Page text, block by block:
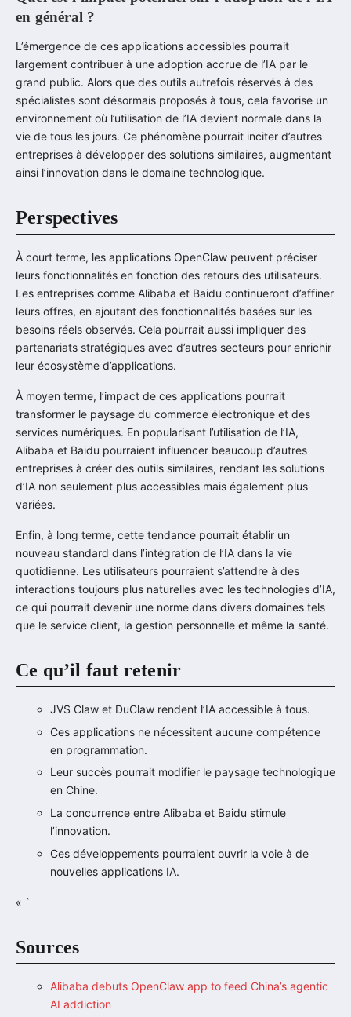
en général ?
L’émergence de ces applications accessibles pourrait
largement contribuer à une adoption accrue de l’IA par le
grand public. Alors que des outils autrefois réservés à des
spécialistes sont désormais proposés à tous, cela favorise un
environnement où l’utilisation de l’IA devient normale dans la
vie de tous les jours. Ce phénomène pourrait inciter d’autres
entreprises à développer des solutions similaires, augmentant
ainsi l’innovation dans le domaine technologique.
Perspectives
À court terme, les applications OpenClaw peuvent préciser
leurs fonctionnalités en fonction des retours des utilisateurs.
Les entreprises comme Alibaba et Baidu continueront d’affiner
leurs offres, en ajoutant des fonctionnalités basées sur les
besoins réels observés. Cela pourrait aussi impliquer des
partenariats stratégiques avec d’autres secteurs pour enrichir
leur écosystème d’applications.
À moyen terme, l’impact de ces applications pourrait
transformer le paysage du commerce électronique et des
services numériques. En popularisant l’utilisation de l’IA,
Alibaba et Baidu pourraient influencer beaucoup d’autres
entreprises à créer des outils similaires, rendant les solutions
d’IA non seulement plus accessibles mais également plus
variées.
Enfin, à long terme, cette tendance pourrait établir un
nouveau standard dans l’intégration de l’IA dans la vie
quotidienne. Les utilisateurs pourraient s’attendre à des
interactions toujours plus naturelles avec les technologies d’IA,
ce qui pourrait devenir une norme dans divers domaines tels
que le service client, la gestion personnelle et même la santé.
Ce qu’il faut retenir
JVS Claw et DuClaw rendent l’IA accessible à tous.
Ces applications ne nécessitent aucune compétence
en programmation.
Leur succès pourrait modifier le paysage technologique
en Chine.
La concurrence entre Alibaba et Baidu stimule
l’innovation.
Ces développements pourraient ouvrir la voie à de
nouvelles applications IA.
« `
Sources
Alibaba debuts OpenClaw app to feed China’s agentic
AI addiction